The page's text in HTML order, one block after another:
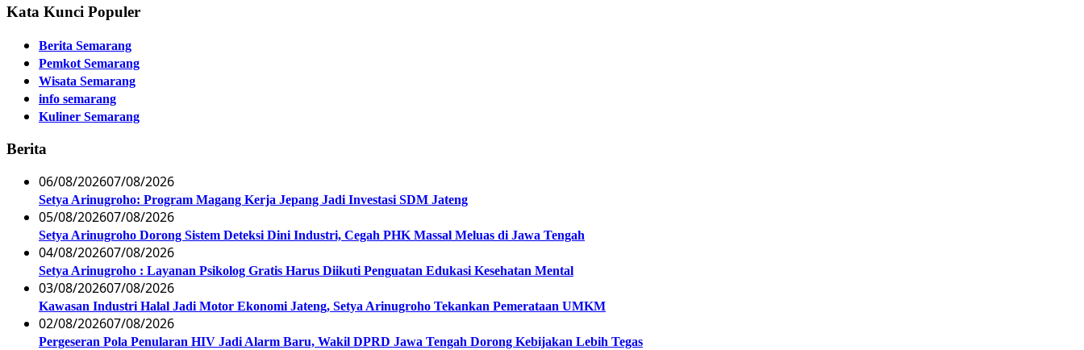
Kata Kunci Populer
Berita Semarang
Pemkot Semarang
Wisata Semarang
info semarang
Kuliner Semarang
Berita
06/08/202607/08/2026
Setya Arinugroho: Program Magang Kerja Jepang Jadi Investasi SDM Jateng
05/08/202607/08/2026
Setya Arinugroho Dorong Sistem Deteksi Dini Industri, Cegah PHK Massal Meluas di Jawa Tengah
04/08/202607/08/2026
Setya Arinugroho : Layanan Psikolog Gratis Harus Diikuti Penguatan Edukasi Kesehatan Mental
03/08/202607/08/2026
Kawasan Industri Halal Jadi Motor Ekonomi Jateng, Setya Arinugroho Tekankan Pemerataan UMKM
02/08/202607/08/2026
Pergeseran Pola Penularan HIV Jadi Alarm Baru, Wakil DPRD Jawa Tengah Dorong Kebijakan Lebih Tegas